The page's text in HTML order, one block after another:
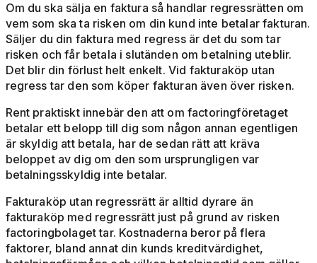
Om du ska sälja en faktura så handlar regressrätten om
vem som ska ta risken om din kund inte betalar fakturan.
Säljer du din faktura med regress är det du som tar
risken och får betala i slutänden om betalning uteblir.
Det blir din förlust helt enkelt. Vid fakturaköp utan
regress tar den som köper fakturan även över risken.
Rent praktiskt innebär den att om factoringföretaget
betalar ett belopp till dig som någon annan egentligen
är skyldig att betala, har de sedan rätt att kräva
beloppet av dig om den som ursprungligen var
betalningsskyldig inte betalar.
Fakturaköp utan regressrätt är alltid dyrare än
fakturaköp med regressrätt just på grund av risken
factoringbolaget tar. Kostnaderna beror på flera
faktorer, bland annat din kunds kreditvärdighet,